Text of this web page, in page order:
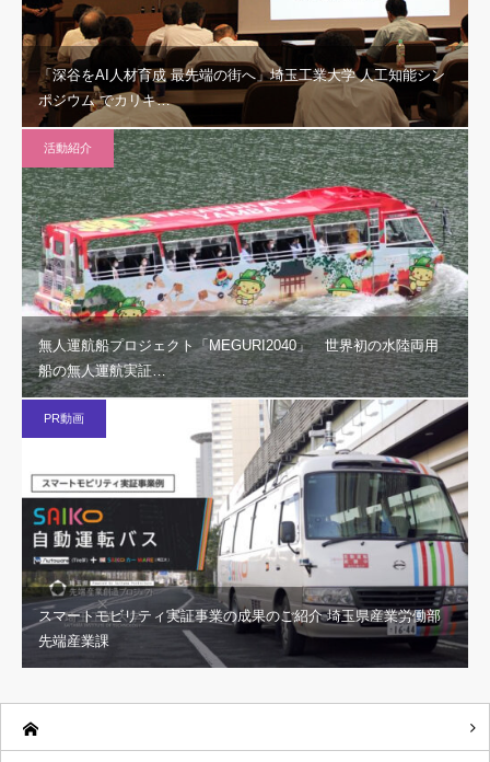
「深谷をAI人材育成 最先端の街へ」埼玉工業大学 人工知能シン
ポジウム でカリキ…
活動紹介
無人運航船プロジェクト「MEGURI2040」 世界初の水陸両用
船の無人運航実証…
PR動画
スマートモビリティ実証事業の成果のご紹介 埼玉県産業労働部
先端産業課